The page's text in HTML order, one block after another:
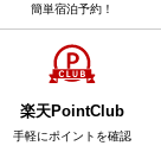
簡単宿泊予約！
楽天PointClub
手軽にポイントを確認